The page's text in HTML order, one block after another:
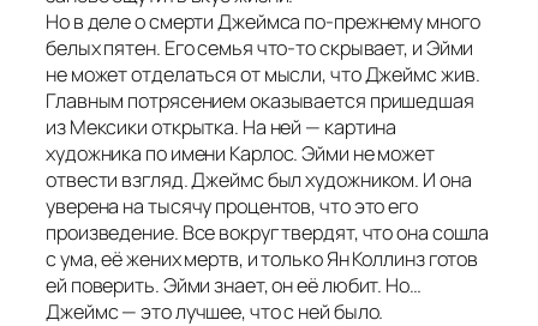
Но в деле о смерти Джеймса по-прежнему много
белых пятен. Его семья что-то скрывает, и Эйми
не может отделаться от мысли, что Джеймс жив.
Главным потрясением оказывается пришедшая
из Мексики открытка. На ней — картина
художника по имени Карлос. Эйми не может
отвести взгляд. Джеймс был художником. И она
уверена на тысячу процентов, что это его
произведение. Все вокруг твердят, что она сошла
с ума, её жених мертв, и только Ян Коллинз готов
ей поверить. Эйми знает, он её любит. Но…
Джеймс — это лучшее, что с ней было.